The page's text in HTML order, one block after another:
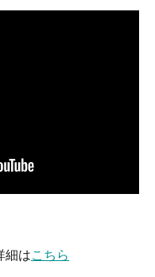
細はこちら